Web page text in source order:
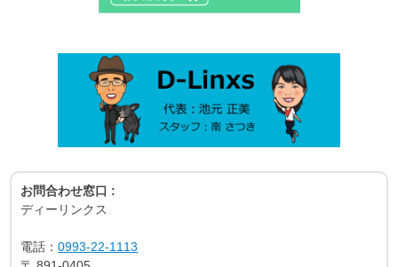
お問合わせ窓口 :
ディーリンクス
電話：0993-22-1113